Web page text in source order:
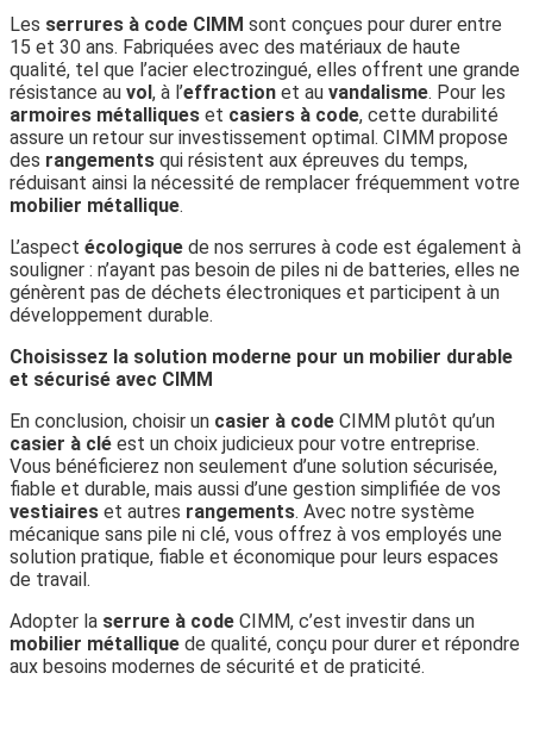
Les serrures à code CIMM sont conçues pour durer entre
15 et 30 ans. Fabriquées avec des matériaux de haute
qualité, tel que l’acier electrozingué, elles offrent une grande
résistance au vol , à l’effraction et au vandalisme. Pour les
armoires métalliques et casiers à code, cette durabilité
assure un retour sur investissement optimal. CIMM propose
des rangements qui résistent aux épreuves du temps,
réduisant ainsi la nécessité de remplacer fréquemment votre
mobilier métallique.
L’aspect écologique de nos serrures à code est également à
souligner : n’ayant pas besoin de piles ni de batteries, elles ne
génèrent pas de déchets électroniques et participent à un
développement durable.
Choisissez la solution moderne pour un mobilier durable
et sécurisé avec CIMM
En conclusion, choisir un casier à code CIMM plutôt qu’un
casier à clé est un choix judicieux pour votre entreprise.
Vous bénéficierez non seulement d’une solution sécurisée,
fiable et durable, mais aussi d’une gestion simplifiée de vos
vestiaires et autres rangements. Avec notre système
mécanique sans pile ni clé, vous offrez à vos employés une
solution pratique, fiable et économique pour leurs espaces
de travail.
Adopter la serrure à code CIMM, c’est investir dans un
mobilier métallique de qualité, conçu pour durer et répondre
aux besoins modernes de sécurité et de praticité.